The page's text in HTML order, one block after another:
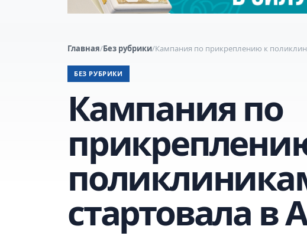
Главная/Без рубрики/Кампания по прикреплению к
БЕЗ РУБРИКИ
Кампания по
стартовала в